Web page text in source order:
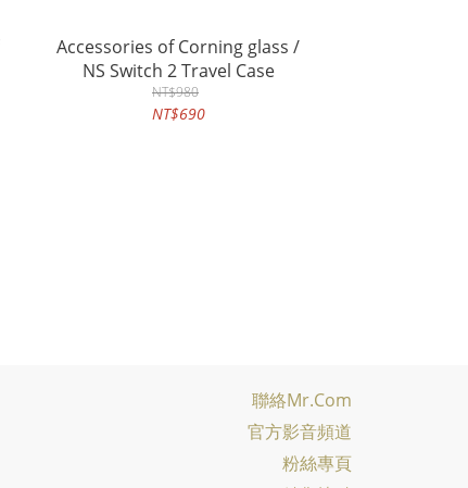
Accessories of Corning glass /
NS Switch 2 Travel Case
NT$980
NT$690
聯絡Mr.com
官方影音頻道
粉絲專頁